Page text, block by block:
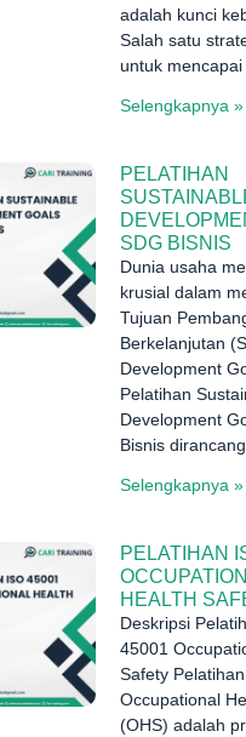
adalah kunci
Salah satu
untuk mencapai
Selengkapnya »
PELATIHAN
SDG BISNIS
Dunia usaha
krusial dalam
Tujuan
Berkelanjutan
Development
Pelatihan
Development
Bisnis dirancang
Selengkapnya »
PELATIHAN
HEALTH
Deskripsi
45001
Safety
Occupational
(OHS) adalah